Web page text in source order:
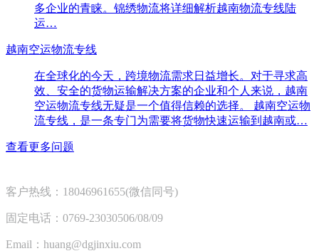
多企业的青睐。锦绣物流将详细解析越南物流专线陆
运…
越南空运物流专线
在全球化的今天，跨境物流需求日益增长。对于寻求高
效、安全的货物运输解决方案的企业和个人来说，越南
空运物流专线无疑是一个值得信赖的选择。 越南空运物
流专线，是一条专门为需要将货物快速运输到越南或…
查看更多问题
客户热线：18046961655(微信同号)
固定电话：0769-23030506/08/09
Email：huang@dgjinxiu.com